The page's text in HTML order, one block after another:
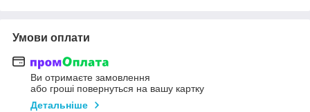
Умови оплати
Ви отримаєте замовлення
або гроші повернуться на вашу картку
Детальніше